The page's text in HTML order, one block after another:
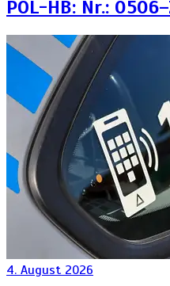
POL-HB: Nr.:
4. August 2026